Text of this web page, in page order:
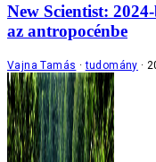
New Scientist:
az antropocénbe
Vajna Tamás tudomány